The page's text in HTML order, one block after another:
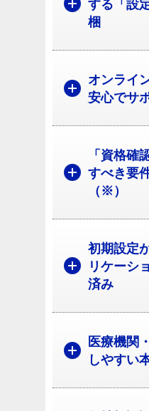
する「設
梱
オンライ
安心でサ
「資格確
すべき要
（※）
初期設定
リケーシ
済み
医療機関
しやすい